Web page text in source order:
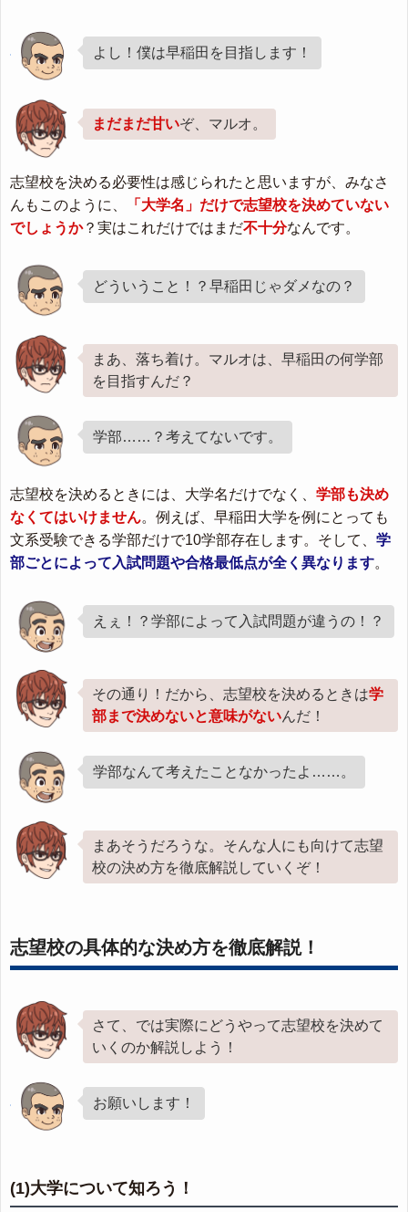
よし！僕は早稲田を目指します！
まだまだ甘いぞ、マルオ。
志望校を決める必要性は感じられたと思いますが、みなさ
んもこのように、
「大学名」だけで志望校を決めていない
でしょうか？実はこれだけではまだ不十分なんです。
どういうこと！？早稲田じゃダメなの？
まあ、落ち着け。マルオは、早稲田の何学部
を目指すんだ？
学部……？考えてないです。
志望校を決めるときには、大学名だけでなく、 学部も決め
なくてはいけません。例えば、早稲田大学を例にとっても
文系受験できる学部だけで10学部存在します。そして、 学
部ごとによって入試問題や合格最低点が全く異なります。
えぇ！？学部によって入試問題が違うの！？
その通り！だから、志望校を決めるときは学
部まで決めないと意味がないんだ！
学部なんて考えたことなかったよ……。
まあそうだろうな。そんな人にも向けて志望
校の決め方を徹底解説していくぞ！
志望校の具体的な決め方を徹底解説！
さて、では実際にどうやって志望校を決めて
いくのか解説しよう！
お願いします！
(1)大学について知ろう！